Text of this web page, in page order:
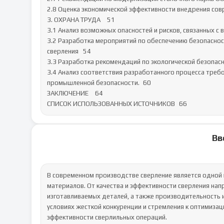
2.8 Оценка экономической эффективности внедрения
3. ОХРАНА ТРУДА	51
3.1 Анализ возможных опасностей и рисков, связанных с
3.2 Разработка мероприятий по обеспечению
сверления	54
3.3 Разработка рекомендаций по экологической
3.4 Анализ соответствия разработанного процесса
промышленной безопасности.	60
ЗАКЛЮЧЕНИЕ	64
СПИСОК ИСПОЛЬЗОВАННЫХ ИСТОЧНИКОВ	66
В современном производстве сверление является одной из наиболее распространенных и важных операций обработки материалов. От качества и эффективности сверления напрямую зависят эксплуатационные характеристики изготавливаемых деталей, а также производительность и экономичность всего производственного процесса. В условиях жесткой конкуренции и стремления к оптимизации затрат, предприятия постоянно ищут новые пути повышения эффективности сверлильных операций.
В настоящее время в отрасли наблюдается активное развитие и внедрение современных методов сверления, таких как высокоскоростное сверление, сверление с минимальным количеством смазочно-охлаждающей жидкости (СОЖ), а также использование новых инструментальных материалов и конструкций сверл. Эти методы позволяют значительно повысить производительность, улучшить качество обработки поверхности, снизить износ инструмента и уменьшить воздействие на окружающую среду.
Актуальность данной работы обусловлена необходимостью повышения эффективности сверлильных операций на производственных предприятиях, в частности, на ООО «Приорити Сервис». Внедрение современных методов сверления позволит предприятию повысить производительность, снизить себестоимость продукции и улучшить ее качество, что, в свою очередь, повысит конкурентоспособность компании на рынке.
Целью работы является исследование современных методов сверления и разработка рекомендаций по их внедрению в производственные процессы ООО «Приорити Сервис».
Для достижения поставленной цели необходимо решить следующие задачи:
Провести анализ существующих методов сверления и выявить наиболее перспективные для внедрения в производственные процессы ООО «Приорити Сервис».
Изучить современные инструментальные материалы и конструкции сверл, применяемые в современных методах сверления.
Провести анализ производственных процессов сверления на ООО «Приорити Сервис» и выявить проблемные участки, требующие оптимизации.
Разработать рекомендации по внедрению современных методов сверления на ООО «Приорити Сервис» с учетом специфики производства и экономических факторов.
Оценить экономическую эффективность внедрения предложенных мероприятий.
Объектом исследования является процесс сверления на ООО «Приорити Сервис».
Предметом исследования являются современные методы сверления и их влияние на эффективность производственных процессов ООО «Приорити Сервис».
В ходе работы были использованы следующие методы исследования:
анализ научно-технической литературы и патентной информации;
наблюдение и анализ производственных процессов на ООО «Приорити Сервис»;
статистический анализ данных по производительности и качеству сверлильных операций;
экономический анализ затрат и результатов внедрения современных методов сверления.
Практическая значимость работы заключается в разработке конкретных рекомендаций по внедрению современных методов сверления на ООО «Приорити Сервис», которые могут быть использованы для повышения эффективности производственных процессов и улучшения экономических показателей предприятия.
Структура работы определяется целью и задачами исследования. Дипломная работа состоит из введения, трех глав, заключения, списка использованных источников и приложений. В первой главе проводится теоретический обзор современных методов сверления, во второй главе анализируются производственные процессы сверления на ООО «Приорити Сервис», а в третьей главе рассмотрены вопросы охраны труда и экологической безопасности.
ОБЩАЯ ХАРАКТЕРИСТИКА ООО «ПРИОРИТИ СЕРВИС» И АНАЛИЗ СУЩЕСТВУЮЩИХ МЕТОДОВ СВЕРЛЕНИЯ
Общая характеристика предприятия ООО «Приорити сервис»
ООО «Приорити Сервис» представляет собой динамично развивающееся российское предприятие, специализирующееся на производстве высокоточных металлических деталей и узлов для различных отраслей промышленности. Основанное в начале 2010-х годов, предприятие за относительно короткий срок сумело зарекомендовать себя как надежного поставщика качественной продукции, ориентированного на удовлетворение конкретных технических требований заказчиков. Несмотря на название, намекающее на сервисную направленность, основная деятельность компании сосредоточена именно на серийном и мелкосерийном производстве деталей механической обработкой. Географически предприятие располагается в промышленной зоне одного из крупных промышленных центров (например, Нижнего Новгорода, Самары или Екатеринбурга), что обеспечивает доступ к квалифицированным кадрам и развитой логистической инфраструктуре.
Структура управления и подразделений ООО «Приорити Сервис» является классической для производственного предприятия среднего размера. Во главе стоит Генеральный директор, которому напрямую